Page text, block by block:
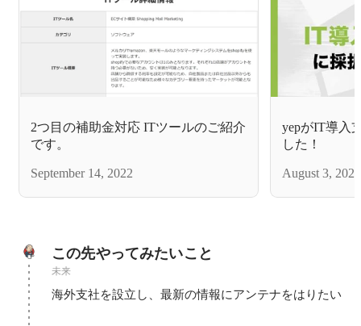
2つ目の補助金対応 ITツールのご紹介
です。
September 14, 2022
yepがIT導入
した！
August 3, 2022
この先やってみたいこと
未来
海外支社を設立し、最新の情報にアンテナをはりたい